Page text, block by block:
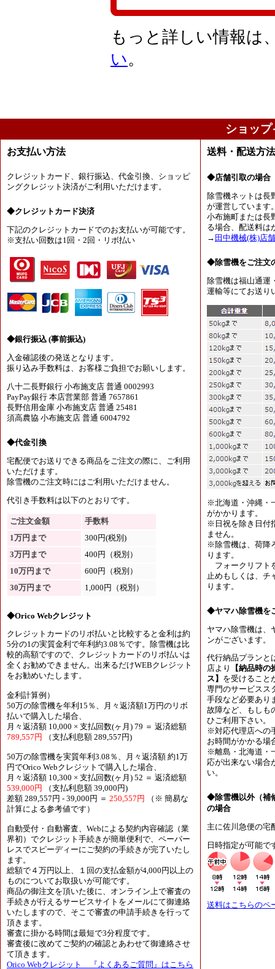
もっと詳しい情報は
い。
ショッ
お支払い方法
クレジットカード、銀行振込、代金引換、ショッピ
ングクレジット決済がご利用いただけます。
◆クレジットカード決済
下記のクレジットカードでのお支払いが可能です。
※支払い回数は1回・2回・リボ払い
◆銀行振込 (事前振込)
入金確認後の発送となります。
振り込み手数料は、お客様ご負担でお願いします。
八十二長野銀行 小布施支店 普通 0002993
PayPay銀行 本店営業部 普通 7657861
長野信用金庫 小布施支店 普通 25481
須高農協 小布施支店 普通 6004792
◆代金引換
宅配便でお送りできる商品をご注文の際に、ご利用
いただけます。
除雪機のご注文時にはご利用いただけません。
代引き手数料は以下のとおりです。
ご注文金額
手数料
1万円まで
300円(税別)
3万円まで
400円（税別）
10万円まで
600円（税別）
30万円まで
1,000円（税別）
◆Orico Webクレジット
クレジットカードのリボ払いと比較すると金利は約
5分の1の実質金利で年利約3.08％です。除雪機は比
較的高額ですので、クレジットカードのリボ払いは
全くお勧めできません。出来るだけWEBクレジット
をお勧めいたします。
金利計算例）
50万の除雪機を年利15％、月々返済額1万円のリボ
払いで購入した場合、
月々返済額 10,000 × 支払回数(ヶ月) 79 ＝ 返済総額
789,557円
（支払利息額 289,557円)
50万の除雪機を実質年利3.08％、月々返済額 約1万
円でOrico Webクレジットで購入した場合、
月々返済額 10,300 × 支払回数(ヶ月) 52 ＝ 返済総額
539,000円
（支払利息額 39,000円)
差額 289,557円 - 39,000円 ＝ 250,557円
（※ 簡易な
計算による参考値です）
自動受付・自動審査、Webによる契約内容確認（業
界初）でクレジット手続きが簡単便利で、ペーパー
レスでスピーディーにご契約の手続きが完了いたし
ます。
総額で４万円以上、１回の支払金額が4,000円以上の
ものについてお取扱いが可能です。
商品の御注文を頂いた後に、オンライン上で審査の
手続きが行えるサービスサイトをメールにて御連絡
いたしますので、そこで審査の申請手続きを行って
頂きます。
審査に掛かる時間は最短で3分程度です。
審査後に改めてご契約の確認とあわせて御連絡させ
て頂きます。
Orico Webクレジット 『よくあるご質問』はこちら
送料・配送方
◆店舗引取の場合
除雪機ネットは長
が運営しています
小布施町または長
る場合、配送料は
→ 田中機械(株)店
◆除雪機をご注文
除雪機は福山通運
運輸等にてお送り
※北海道・沖縄・
がかかります。
※日祝を除き日付
ません。
※除雪機は、荷降
ります。
フォークリフト
止めもしくは、チ
ります。
◆ヤマハ除雪機を
ヤマハ除雪機は、
ンがございます。
代行納品プランと
店より
【納品時
ス】 を受けること
専門のサービスス
手段など必要あり
故障など、もしも
ひご利用下さい。
※対応代理店への
お時間がかかる場
※離島・北海道・
応が出来ない場合
い。
◆除雪機以外（補
の場合
主に佐川急便の宅
日時指定が可能で
送料はこちらのペ